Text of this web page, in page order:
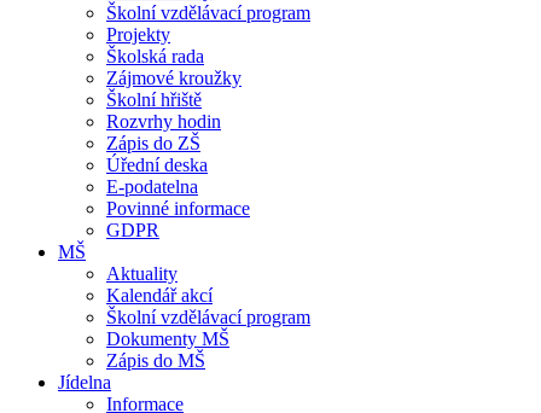
Školní vzdělávací program
Projekty
Školská rada
Zájmové kroužky
Školní hřiště
Rozvrhy hodin
Zápis do ZŠ
Úřední deska
E-podatelna
Povinné informace
GDPR
MŠ
Aktuality
Kalendář akcí
Školní vzdělávací program
Dokumenty MŠ
Zápis do MŠ
Jídelna
Informace